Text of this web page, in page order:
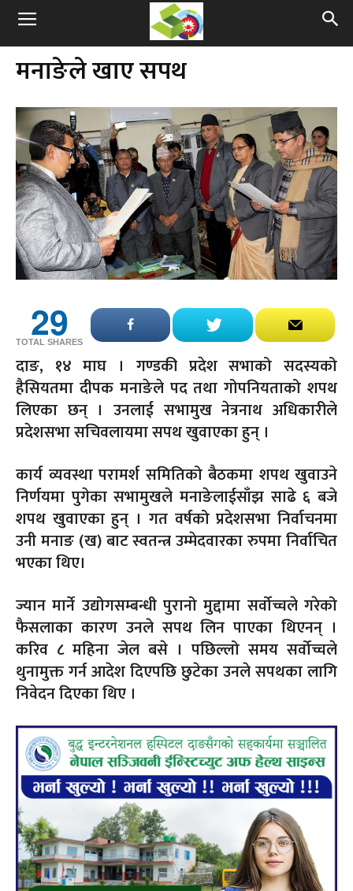
मनाङेले खाए सपथ
29
TOTAL SHARES
दाङ, १४ माघ । गण्डकी प्रदेश सभाको सदस्यको
हैसियतमा दीपक मनाङेले पद तथा गोपनियताको शपथ
लिएका छन् । उनलाई सभामुख नेत्रनाथ अधिकारीले
प्रदेशसभा सचिवलायमा सपथ खुवाएका हुन् ।
कार्य व्यवस्था परामर्श समितिको बैठकमा शपथ खुवाउने
निर्णयमा पुगेका सभामुखले मनाङेलाईसाँझ साढे ६ बजे
शपथ खुवाएका हुन् । गत वर्षको प्रदेशसभा निर्वाचनमा
उनी मनाङ (ख) बाट स्वतन्त्र उम्मेदवारका रुपमा निर्वाचित
भएका थिए।
ज्यान मार्ने उद्योगसम्बन्धी पुरानो मुद्दामा सर्वोच्चले गरेको
फैसलाका कारण उनले सपथ लिन पाएका थिएनन् ।
करिव ८ महिना जेल बसे । पछिल्लो समय सर्वोच्चले
थुनामुक्त गर्न आदेश दिएपछि छुटेका उनले सपथका लागि
निवेदन दिएका थिए ।